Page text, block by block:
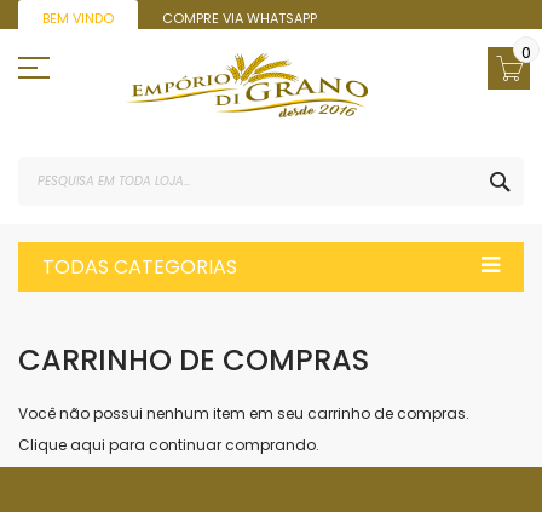
Pular
para
conteúdo
BEM VINDO COMPRE VIA WHATSAPP
0
TODAS CATEGORIAS
CARRINHO DE COMPRAS
Você não possui nenhum item em seu carrinho de compras.
Cliqueaqui para continuar comprando.